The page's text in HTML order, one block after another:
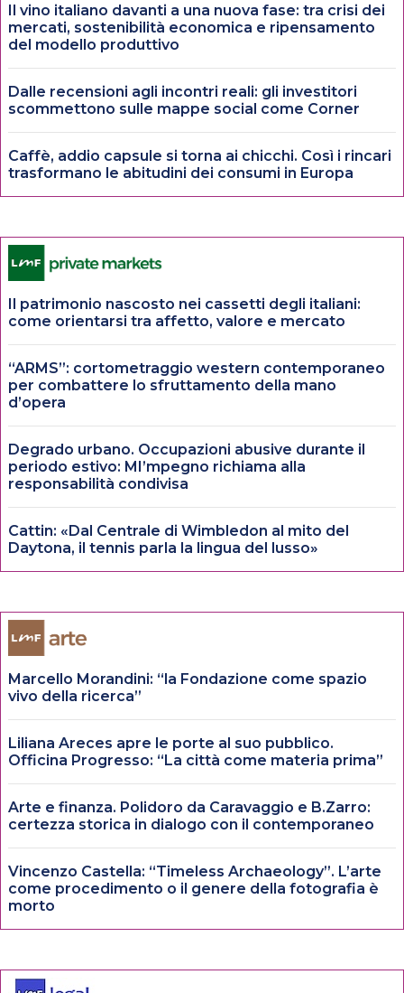
Il vino italiano davanti a una nuova fase: tra crisi dei
mercati, sostenibilità economica e ripensamento
del modello produttivo
Dalle recensioni agli incontri reali: gli investitori
scommettono sulle mappe social come Corner
Caffè, addio capsule si torna ai chicchi. Così i rincari
trasformano le abitudini dei consumi in Europa
Il patrimonio nascosto nei cassetti degli italiani:
come orientarsi tra affetto, valore e mercato
“ARMS”: cortometraggio western contemporaneo
per combattere lo sfruttamento della mano
d’opera
Degrado urbano. Occupazioni abusive durante il
periodo estivo: MI’mpegno richiama alla
responsabilità condivisa
Cattin: «Dal Centrale di Wimbledon al mito del
Daytona, il tennis parla la lingua del lusso»
Marcello Morandini: “la Fondazione come spazio
vivo della ricerca”
Liliana Areces apre le porte al suo pubblico.
Officina Progresso: “La città come materia prima”
Arte e finanza. Polidoro da Caravaggio e B.Zarro:
certezza storica in dialogo con il contemporaneo
Vincenzo Castella: “Timeless Archaeology”. L’arte
come procedimento o il genere della fotografia è
morto